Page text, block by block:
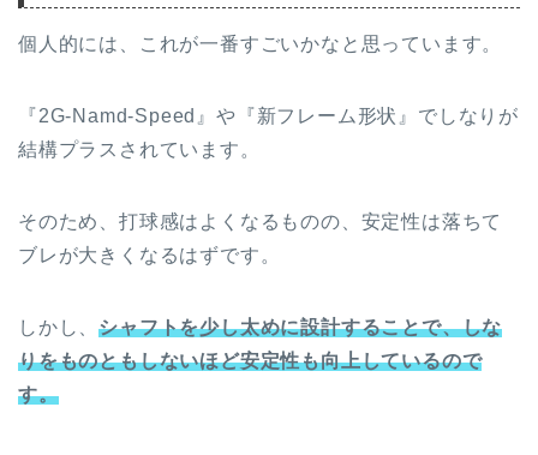
個人的には、これが一番すごいかなと思っています。
『2G-Namd-Speed』や『新フレーム形状』でしなりが
結構プラスされています。
そのため、打球感はよくなるものの、安定性は落ちて
ブレが大きくなるはずです。
しかし、シャフトを少し太めに設計することで、しな
りをものともしないほど安定性も向上しているので
す。